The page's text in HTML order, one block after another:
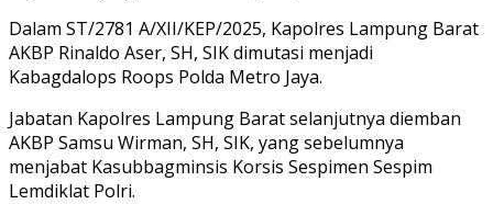
Dalam ST/2781 A/XII/KEP/2025, Kapolres Lampung Barat
AKBP Rinaldo Aser, SH, SIK dimutasi menjadi
Kabagdalops Roops Polda Metro Jaya.
Jabatan Kapolres Lampung Barat selanjutnya diemban
AKBP Samsu Wirman, SH, SIK, yang sebelumnya
menjabat Kasubbagminsis Korsis Sespimen Sespim
Lemdiklat Polri.